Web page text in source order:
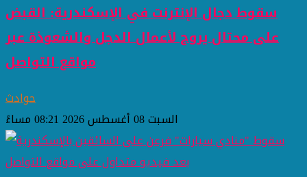
سقوط دجال الإنترنت في الإسكندرية: القبض
على محتال يروج لأعمال الدجل والشعوذة عبر
مواقع التواصل
حوادث
السبت 08 أغسطس 2026 08:21 مساءً